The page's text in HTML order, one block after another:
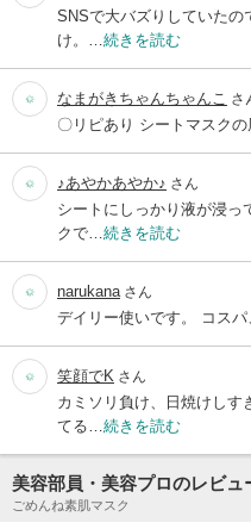
SNSで大バズりしていたの
け。… 続きを読む
なまがきちゃんちゃんこ さ
〇リピあり シートマスク
♪あやかあやか♪ さん
シートにしっかり液が浸っ
クで… 続きを読む
narukana さん
デイリー使いです。 コスパ
笑顔でK さん
カミソリ負け、日焼けしす
てる… 続きを読む
美容部員・美容プロのレビュ
ごめんね素肌マスク